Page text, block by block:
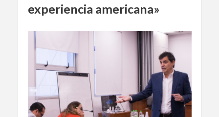
experiencia americana»